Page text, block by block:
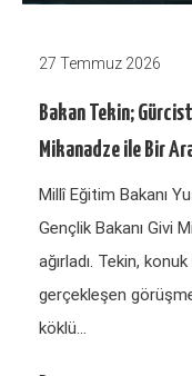
27 Temmuz 2026
Bakan Tekin;
Mikanadze ile Bir
Millî Eğitim Bakanı
Gençlik Bakanı Givi
ağırladı. Tekin,
gerçekleşen
köklü…